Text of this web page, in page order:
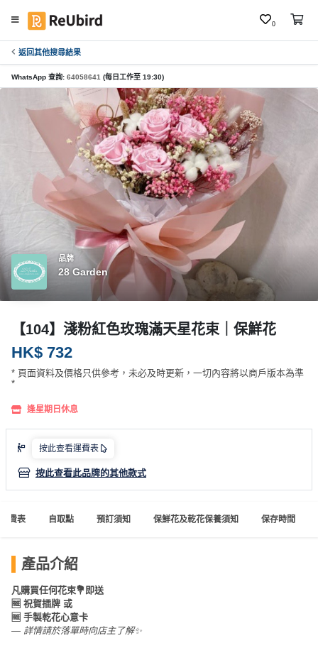
0
返回其他搜尋結果
WhatsApp 查詢: 64058641 (每日工作至 19:30)
繁
中
E
服
務
分
類
a
t
y
o
m
到
會
美
動
型
搞
a
r
t
y
活
攻
略
活
會
品牌
28 Garden
【104】淺粉紅色玫瑰滿天星花束｜保鮮花
HK$ 732
* 頁面資料及價格只供參考，未必及時更新，一切內容將以商戶版本為準
*
逢星期日休息
按此查看運費表
按此查看此品牌的其他款式
運費表 自取點 預訂須知 保鮮花及乾花保養須知 保存時間
產品介紹
凡購買任何花束💐即送
🆓 祝賀插牌 或
🆓 手製乾花心意卡
— 詳情請於落單時向店主了解✨